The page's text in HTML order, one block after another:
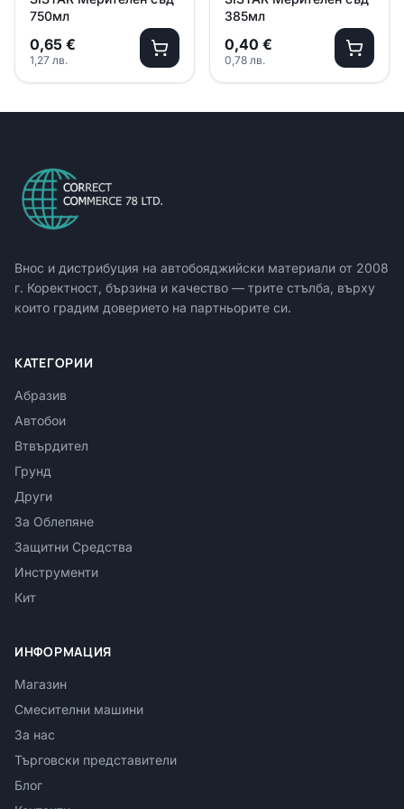
750мл
0,65 €
1,27 лв.
385мл
0,40 €
0,78 лв.
Внос и дистрибуция на автобояджийски материали от 2008
г. Коректност, бързина и качество — трите стълба, върху
които градим доверието на партньорите си.
КАТЕГОРИИ
Абразив
Автобои
Втвърдител
Грунд
Други
За Облепяне
Защитни Средства
Инструменти
Кит
ИНФОРМАЦИЯ
Магазин
Смесителни машини
За нас
Търговски представители
Блог